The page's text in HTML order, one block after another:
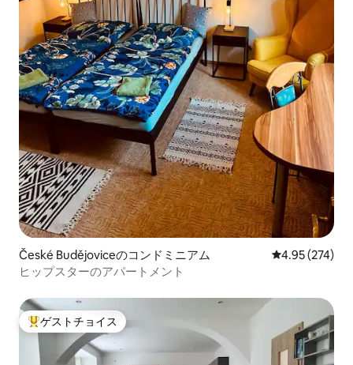
České Budějoviceのコンドミニアム レビュー274
4.95 (274)
ヒップスターのアパートメント
大好評のゲストチョイスです。
ゲストチョイス